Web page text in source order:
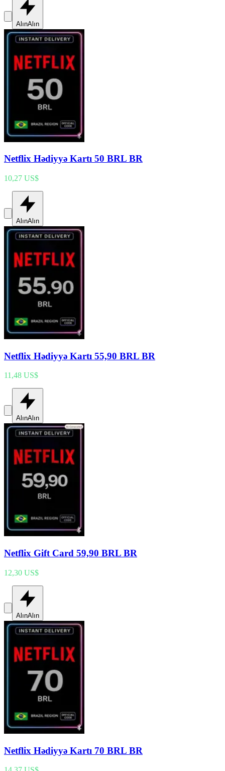
AlınAlın
Netflix Hədiyyə Kartı 50 BRL BR
10,27 US$
AlınAlın
Netflix Hədiyyə Kartı 55,90 BRL BR
11,48 US$
AlınAlın
Netflix Gift Card 59,90 BRL BR
12,30 US$
AlınAlın
Netflix Hədiyyə Kartı 70 BRL BR